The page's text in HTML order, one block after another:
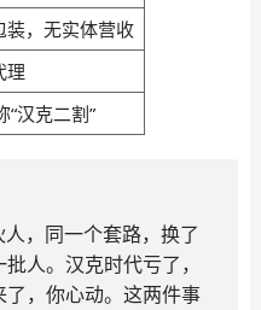
装，无实体营收
理
汉克二割”
人，同一个套路，换了
人。汉克时代亏了，
，你心动。这两件事